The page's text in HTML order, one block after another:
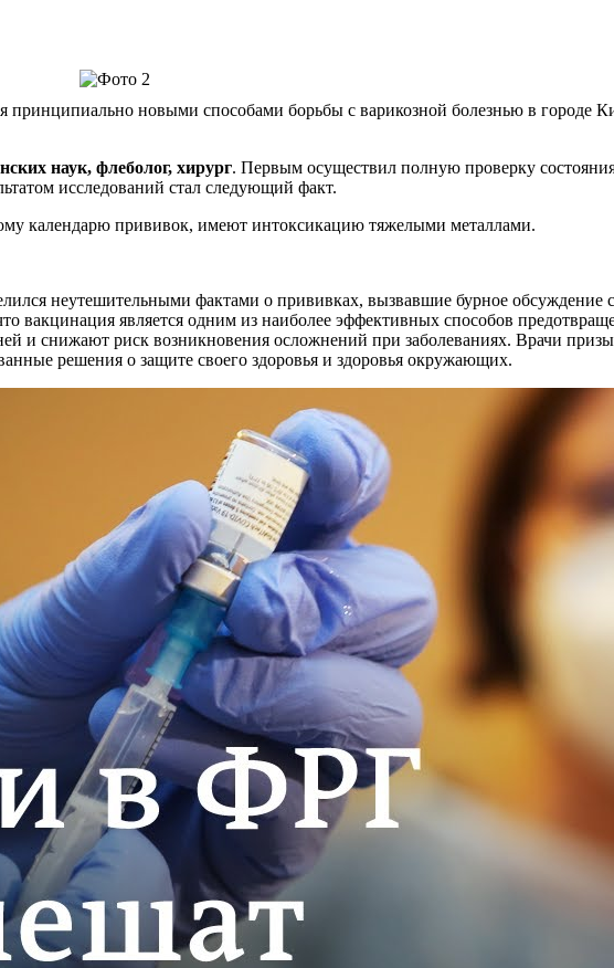
принципиально новыми способами борьбы с варикозной болезнью в городе
наук, флеболог, хирург. Первым осуществил полную проверку
исследований стал следующий факт.
календарю прививок, имеют интоксикацию тяжелыми металлами.
неутешительными фактами о прививках, вызвавшие бурное обсуждение
вакцинация является одним из наиболее эффективных способов
и снижают риск возникновения осложнений при заболеваниях. Врачи
решения о защите своего здоровья и здоровья окружающих.